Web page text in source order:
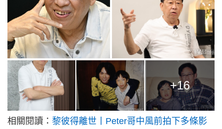
+16
相關閱讀： 黎彼得離世丨Peter哥中風前拍下多條影